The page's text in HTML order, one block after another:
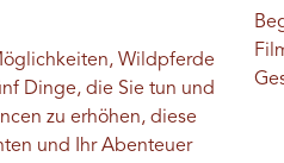
Wildpferde
Dinge, die Sie tun und
zu erhöhen, diese
und Ihr Abenteuer